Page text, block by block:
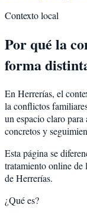
Contexto local
Por qué la
forma
En Herrerías, el
la conflictos
un espacio claro
concretos y
Esta página se
tratamiento online de
de Herrerías.
¿Qué es?